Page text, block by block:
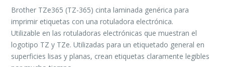
Brother TZe365 (TZ-365) cinta laminada genérica para
imprimir etiquetas con una rotuladora electrónica.
Utilizable en las rotuladoras electrónicas que muestran el
logotipo TZ y TZe. Utilizadas para un etiquetado general en
superficies lisas y planas, crean etiquetas claramente legibles